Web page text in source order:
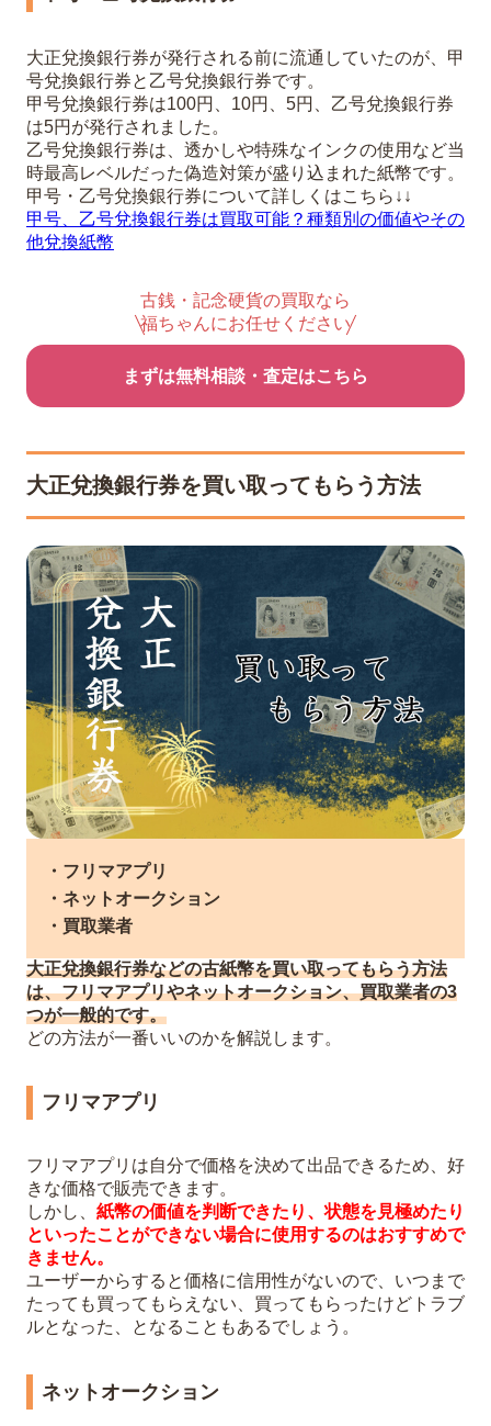
大正兌換銀行券が発行される前に流通していたのが、甲
号兌換銀行券と乙号兌換銀行券です。
甲号兌換銀行券は100円、10円、5円、乙号兌換銀行券
は5円が発行されました。
乙号兌換銀行券は、透かしや特殊なインクの使用など当
時最高レベルだった偽造対策が盛り込まれた紙幣です。
甲号・乙号兌換銀行券について詳しくはこちら↓↓
甲号、乙号兌換銀行券は買取可能？種類別の価値やその
他兌換紙幣
古銭・記念硬貨の買取なら
福ちゃんにお任せください
まずは無料相談・査定はこちら
大正兌換銀行券を買い取ってもらう方法
・フリマアプリ
・ネットオークション
・買取業者
大正兌換銀行券などの古紙幣を買い取ってもらう方法
は、フリマアプリやネットオークション、買取業者の3
つが一般的です。
どの方法が一番いいのかを解説します。
フリマアプリ
フリマアプリは自分で価格を決めて出品できるため、好
きな価格で販売できます。
しかし、 紙幣の価値を判断できたり、状態を見極めたり
といったことができない場合に使用するのはおすすめで
きません。
ユーザーからすると価格に信用性がないので、いつまで
たっても買ってもらえない、買ってもらったけどトラブ
ルとなった、となることもあるでしょう。
ネットオークション